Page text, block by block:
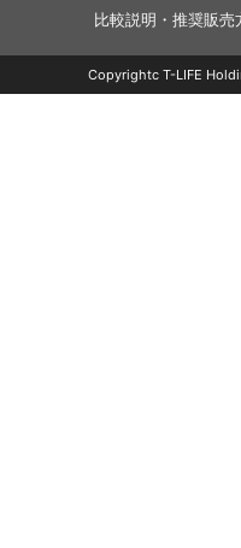
比較説明・推奨販売
Copyrightc T-LIFE